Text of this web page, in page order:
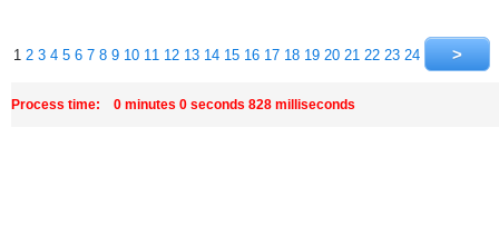
1 2 3 4 5 6 7 8 9 10 11 12 13 14 15 16 17 18 19 20 21 22 23 24
Process time: 0 minutes 0 seconds 828 milliseconds